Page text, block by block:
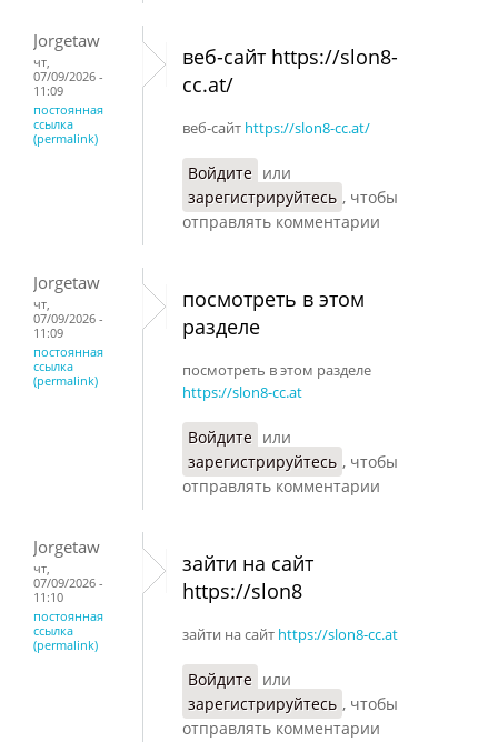
Jorgetaw
чт,
07/09/2026 -
11:09
постоянная
ссылка
(permalink)
веб-сайт https://slon8-
cc.at/
веб-сайт https://slon8-cc.at/
Войдите или
зарегистрируйтесь , чтобы
отправлять комментарии
Jorgetaw
чт,
07/09/2026 -
11:09
постоянная
ссылка
(permalink)
посмотреть в этом
разделе
посмотреть в этом разделе
https://slon8-cc.at
Войдите или
зарегистрируйтесь , чтобы
отправлять комментарии
Jorgetaw
чт,
07/09/2026 -
11:10
постоянная
ссылка
(permalink)
зайти на сайт
https://slon8
зайти на сайт https://slon8-cc.at
Войдите или
зарегистрируйтесь , чтобы
отправлять комментарии